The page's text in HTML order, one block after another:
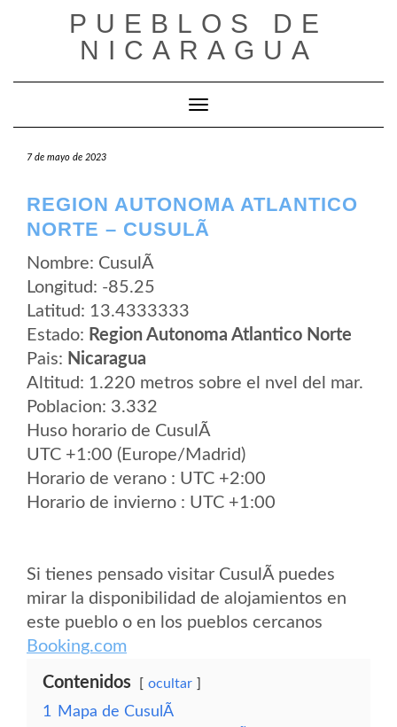
PUEBLOS DE
NICARAGUA
Cambiar modo de navegación
7 de mayo de 2023
REGION AUTONOMA ATLANTICO
NORTE – CUSULÃ­
Nombre: CusulÃ­
Longitud: -85.25
Latitud: 13.4333333
Estado: Region Autonoma Atlantico Norte
Pais: Nicaragua
Altitud: 1.220 metros sobre el nvel del mar.
Poblacion: 3.332
Huso horario de CusulÃ­
UTC +1:00 (Europe/Madrid)
Horario de verano : UTC +2:00
Horario de invierno : UTC +1:00
Si tienes pensado visitar CusulÃ­ puedes
mirar la disponibilidad de alojamientos en
este pueblo o en los pueblos cercanos
Booking.com
Contenidos ocultar
1
Mapa de CusulÃ­